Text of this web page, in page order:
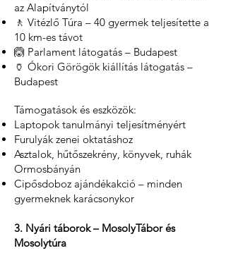
az Alapítványtól
🚶 Vitézlő Túra – 40 gyermek teljesítette a
10 km-es távot
🙆 Parlament látogatás – Budapest
🏺 Ókori Görögök kiállítás látogatás –
Budapest
Támogatások és eszközök:
Laptopok tanulmányi teljesítményért
Furulyák zenei oktatáshoz
Asztalok, hűtőszekrény, könyvek, ruhák
Ormosbányán
Cipősdoboz ajándékakció – minden
gyermeknek karácsonykor
3. Nyári táborok – MosolyTábor és
Mosolytúra